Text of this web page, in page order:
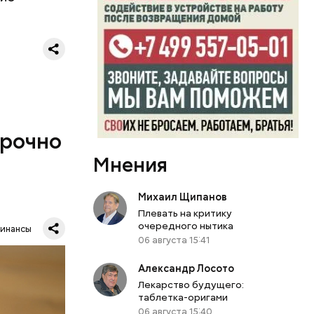
Мнения
Михаил Щипанов
Плевать на критику
очередного нытика
06 августа 15:41
Александр Лосото
Лекарство будущего:
таблетка-оригами
06 августа 15:40